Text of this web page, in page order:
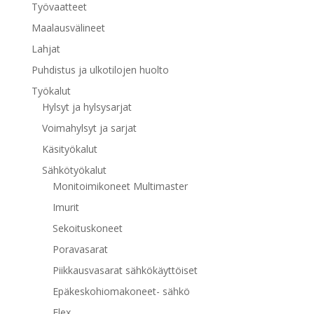
Työvaatteet
Maalausvälineet
Lahjat
Puhdistus ja ulkotilojen huolto
Työkalut
Hylsyt ja hylsysarjat
Voimahylsyt ja sarjat
Käsityökalut
Sähkötyökalut
Monitoimikoneet Multimaster
Imurit
Sekoituskoneet
Poravasarat
Piikkausvasarat sähkökäyttöiset
Epäkeskohiomakoneet- sähkö